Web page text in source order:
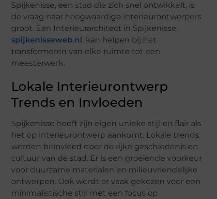
Spijkenisse, een stad die zich snel ontwikkelt, is
de vraag naar hoogwaardige interieurontwerpers
groot. Een Interieurarchitect in Spijkenisse.
spijkenisseweb.nl . kan helpen bij het
transformeren van elke ruimte tot een
meesterwerk.
Lokale Interieurontwerp
Trends en Invloeden
Spijkenisse heeft zijn eigen unieke stijl en flair als
het op interieurontwerp aankomt. Lokale trends
worden beïnvloed door de rijke geschiedenis en
cultuur van de stad. Er is een groeiende voorkeur
voor duurzame materialen en milieuvriendelijke
ontwerpen. Ook wordt er vaak gekozen voor een
minimalistische stijl met een focus op